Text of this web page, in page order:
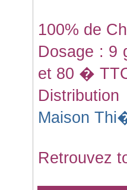
100% de
Dosage : 9
et 80 �
Maison
Retrouvez